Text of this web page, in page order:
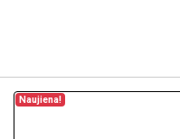
Naujiena!